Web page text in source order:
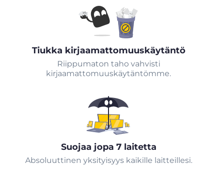
Tiukka kirjaamattomuuskäytäntö
Riippumaton taho vahvisti
kirjaamattomuuskäytäntömme.
Suojaa jopa 7 laitetta
Absoluuttinen yksityisyys kaikille laitteillesi.